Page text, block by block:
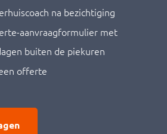
na bezichtiging
aanvraagformulier met
buiten de piekuren
offerte